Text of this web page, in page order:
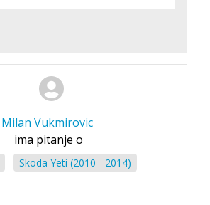
Milan Vukmirovic
ima pitanje o
Skoda Yeti (2010 - 2014)